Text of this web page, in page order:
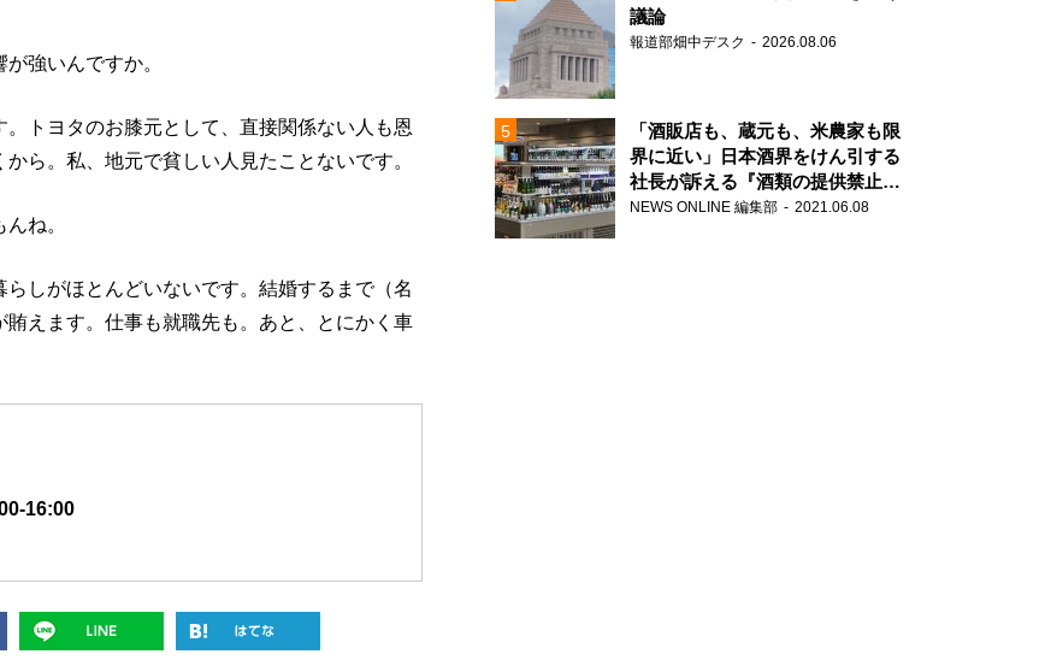
強いんですか。
トヨタのお膝元として、直接関係ない人も恩
ら。私、地元で貧しい人見たことないです。
ね。
しがほとんどいないです。結婚するまで（名
えます。仕事も就職先も。あと、とにかく車
16:00
議論
報道部畑中デスク 2026.08.06
「酒販店も、蔵元も、米農家も限
界に近い」日本酒界をけん引する
社長が訴える『酒類の提供禁止』
策の大打撃
NEWS ONLINE 編集部 2021.06.08